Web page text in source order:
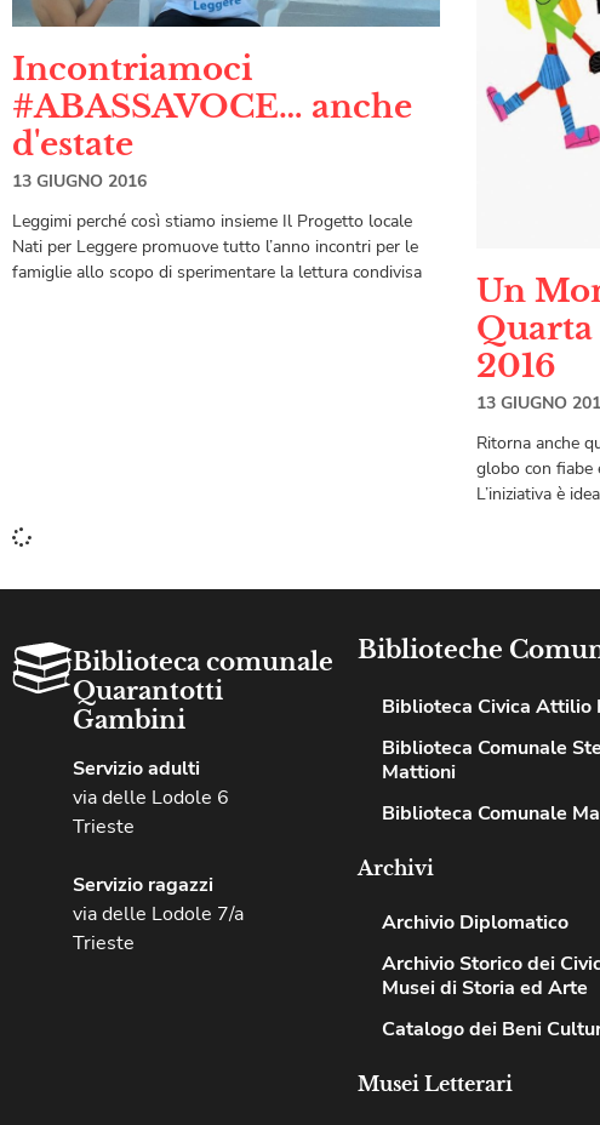
Incontriamoci
#ABASSAVOCE… anche
d'estate
13 GIUGNO 2016
Leggimi perché così stiamo insieme Il Progetto locale
Nati per Leggere promuove tutto l’anno incontri per le
famiglie allo scopo di sperimentare la lettura condivisa
Un
Quarta
2016
13 GIUGNO
Ritorna anche
globo con fiabe
L’iniziativa è
Biblioteca comunale
Quarantotti
Gambini
Servizio adulti
via delle Lodole 6
Trieste
Servizio ragazzi
via delle Lodole 7/a
Trieste
Biblioteche
Biblioteca Civica Attilio
Biblioteca Comunale
Mattioni
Biblioteca Comunale
Archivi
Archivio Diplomatico
Archivio Storico dei
Musei di Storia ed Arte
Catalogo dei Beni
Musei Letterari